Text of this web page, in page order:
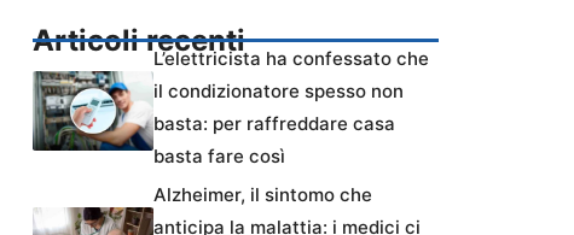
Articoli recenti
L’elettricista ha confessato che
il condizionatore spesso non
basta: per raffreddare casa
basta fare così
Alzheimer, il sintomo che
anticipa la malattia: i medici ci